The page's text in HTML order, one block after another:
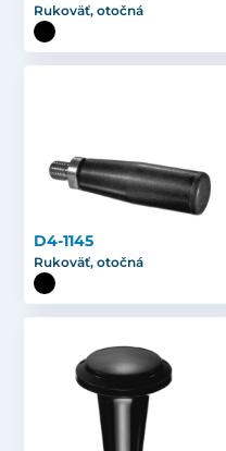
Rukoväť, otočná
D4-1145
Rukoväť, otočná